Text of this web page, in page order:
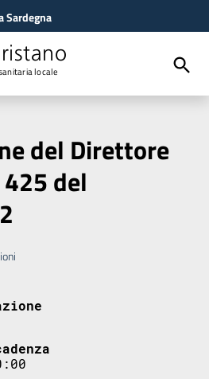
Sardegna
locale
del Direttore
del